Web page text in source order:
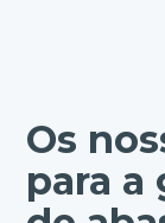
Os
para a